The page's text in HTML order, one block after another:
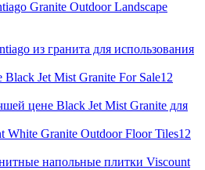
из гранита для использования
12
цене Black Jet Mist Granite для
12
напольные плитки Viscount